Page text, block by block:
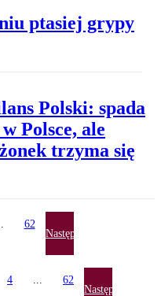
ptasiej grypy
Polski: spada
Polsce, ale
trzyma się
62
Następna
4 ... 62
Następna